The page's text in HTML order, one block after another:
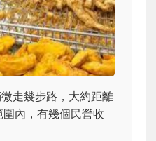
走幾步路，大約距離
內，有幾個民營收